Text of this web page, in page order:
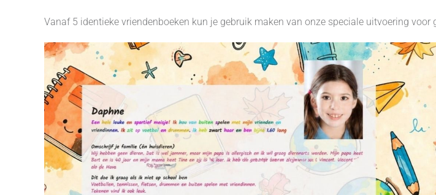
Vanaf 5 identieke vriendenboeken kun je gebruik maken van onze speciale uitvoering voor